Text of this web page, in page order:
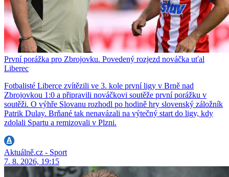
První porážka pro Zbrojovku. Povedený rozjezd nováčka uťal
Liberec
Fotbalisté Liberce zvítězili ve 3. kole první ligy v Brně nad
Zbrojovkou 1:0 a připravili nováčkovi soutěže první porážku v
soutěži. O výhře Slovanu rozhodl po hodině hry slovenský záložník
Patrik Dulay. Brňané tak nenavázali na výtečný start do ligy, kdy
zdolali Spartu a remizovali v Plzni.
Aktuálně.cz - Sport
7. 8. 2026, 19:15